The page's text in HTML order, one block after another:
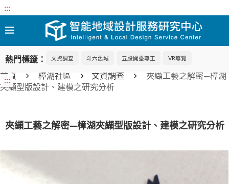
:::
熱門標籤： 文資調查 斗六舊城 五股開臺尊王 VR導覽
:::
首頁 樟湖社區 文資調查
夾纈工藝之解密—樟湖
夾纈型版設計、建模之研究分析
夾纈工藝之解密—樟湖夾纈型版設計、建模之研究分析